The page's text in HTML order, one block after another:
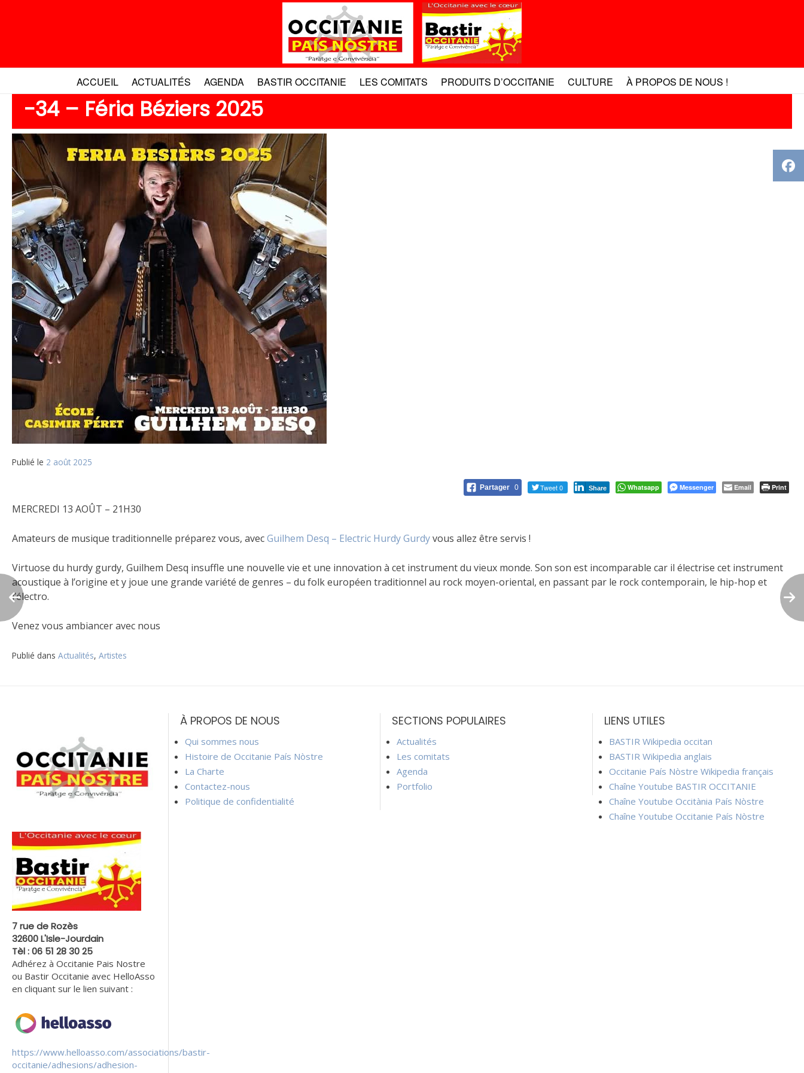
ACCUEIL ACTUALITÉS AGENDA BASTIR OCCITANIE LES COMITATS PRODUITS D’OCCITANIE CULTURE À PROPOS DE NOUS !
-34 – Féria Béziers 2025
Publié le 2 août 2025
Partager 0 Tweet 0 Share Whatsapp Messenger Email Print
MERCREDI 13 AOÛT – 21H30
Amateurs de musique traditionnelle préparez vous, avecGuilhem Desq – Electric Hurdy Gurdyvous allez être servis !
Virtuose du hurdy gurdy, Guilhem Desq insuffle une nouvelle vie et une innovation à cet instrument du vieux monde. Son son est incomparable car il électrise cet instrument
acoustique à l’origine et y joue une grande variété de genres – du folk européen traditionnel au rock moyen-oriental, en passant par le rock contemporain, le hip-hop et
l’électro.
Venez vous ambiancer avec nous
Publié dans Actualités, Artistes
l’article
7 rue de Rozès
32600 L'Isle-Jourdain
Tèl : 06 51 28 30 25
Adhérez à Occitanie Pais Nostre
ou Bastir Occitanie avec HelloAsso
en cliquant sur le lien suivant :
https://www.helloasso.com/associations/bastir-
occitanie/adhesions/adhesion-
À PROPOS DE NOUS
Qui sommes nous
Histoire de Occitanie País Nòstre
La Charte
Contactez-nous
Politique de confidentialité
SECTIONS POPULAIRES
Actualités
Les comitats
Agenda
Portfolio
LIENS UTILES
BASTIR Wikipedia occitan
BASTIR Wikipedia anglais
Occitanie País Nòstre Wikipedia français
Chaîne Youtube BASTIR OCCITANIE
Chaîne Youtube Occitània País Nòstre
Chaîne Youtube Occitanie País Nòstre